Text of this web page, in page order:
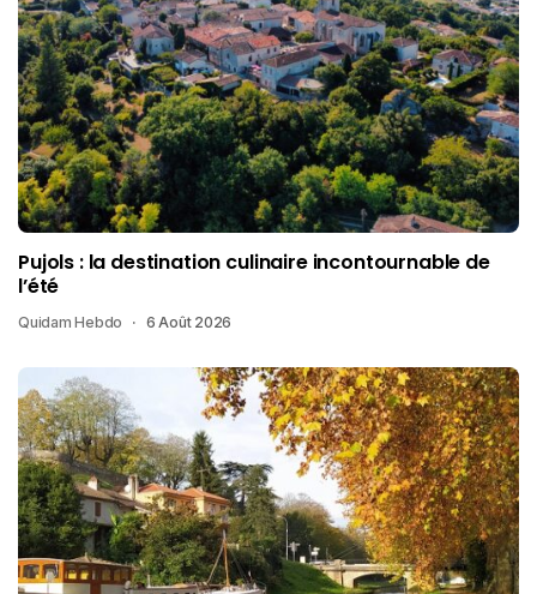
Pujols : la destination culinaire incontournable de
l’été
Quidam Hebdo 6 Août 2026